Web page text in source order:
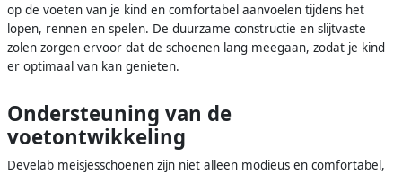
op de voeten van je kind en comfortabel aanvoelen tijdens het
lopen, rennen en spelen. De duurzame constructie en slijtvaste
zolen zorgen ervoor dat de schoenen lang meegaan, zodat je kind
er optimaal van kan genieten.
Ondersteuning van de
voetontwikkeling
Develab meisjesschoenen zijn niet alleen modieus en comfortabel,